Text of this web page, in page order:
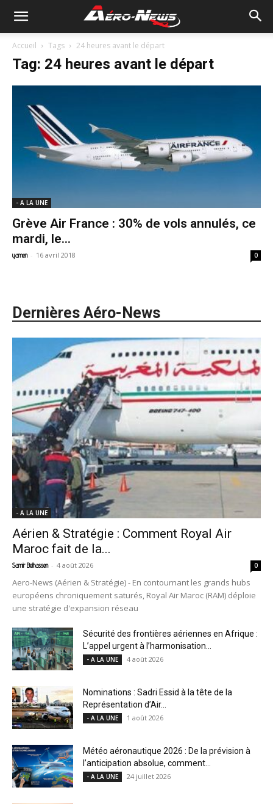
Accueil Tags 24 heures avant le départ
Tag: 24 heures avant le départ
- A LA UNE
Grève Air France : 30% de vols annulés, ce
mardi, le...
yamen - 16 avril 2018 0
Dernières Aéro-News
- A LA UNE
Aérien & Stratégie : Comment Royal Air
Maroc fait de la...
Samir Belhassen - 4 août 2026 0
Aero-News (Aérien & Stratégie) - En contournant les grands hubs
européens chroniquement saturés, Royal Air Maroc (RAM) déploie
une stratégie d'expansion réseau
Sécurité des frontières aériennes en Afrique :
L’appel urgent à l’harmonisation...
- A LA UNE 4 août 2026
Nominations : Sadri Essid à la tête de la
Représentation d’Air...
- A LA UNE 1 août 2026
Météo aéronautique 2026 : De la prévision à
l’anticipation absolue, comment...
- A LA UNE 24 juillet 2026